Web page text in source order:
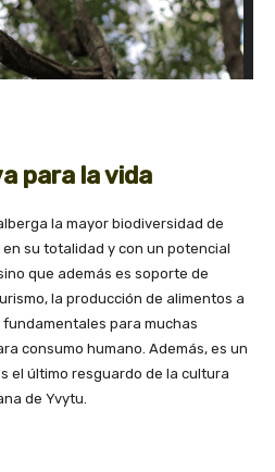
para la vida
la mayor biodiversidad de
su totalidad y con un potencial
que además es soporte de
la producción de alimentos a
para muchas
consumo humano. Además, es un
el último resguardo de la cultura
de Yvytu.